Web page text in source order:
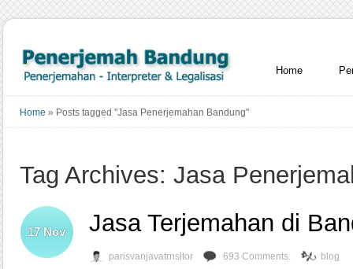
Home
Home » Posts tagged "Jasa Penerjemahan Bandung"
Tag Archives: Jasa
Jasa Terjemahan di
17 Nov
parisvanjavatrnsltor 693 Comments. blog